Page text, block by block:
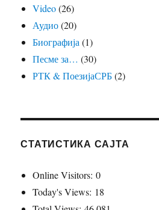
Video(26)
Аудио(20)
Биографија (1)
Песме за… (30)
РТК & ПоезијаСРБ(2)
СТАТИСТИКА САЈТА
Online Visitors:0
Today's Views: 18